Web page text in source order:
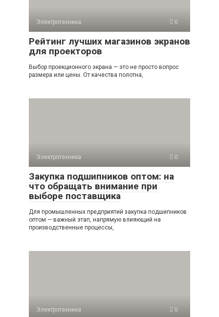
Электротехника 0
Рейтинг лучших магазинов экранов
для проекторов
Выбор проекционного экрана — это не просто вопрос
размера или цены. От качества полотна,
Электротехника 0
Закупка подшипников оптом: на
что обращать внимание при
выборе поставщика
Для промышленных предприятий закупка подшипников
оптом — важный этап, напрямую влияющий на
производственные процессы,
Электротехника 0